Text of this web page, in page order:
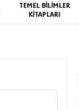
TEMEL BİLİMLER
KİTAPLARI